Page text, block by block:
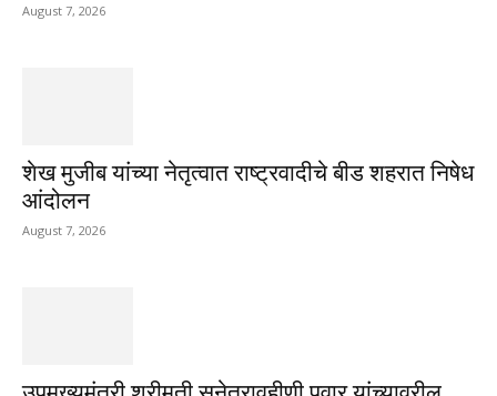
August 7, 2026
शेख मुजीब यांच्या नेतृत्वात राष्ट्रवादीचे बीड शहरात निषेध
आंदोलन
August 7, 2026